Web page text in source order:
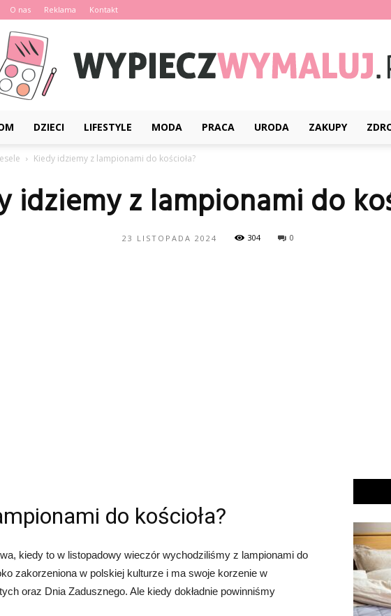
O nas Reklama Kontakt
DZIECI LIFESTYLE MODA PRACA URODA ZAKUPY
Kiedy idziemy z lampionami do kościoła?
idziemy z lampionami do
23 LISTOPADA 2024 304 0
do kościoła?
kiedy to w listopadowy wieczór wychodziliśmy z lampionami do
zakorzeniona w polskiej kulturze i ma swoje korzenie w
oraz Dnia Zadusznego. Ale kiedy dokładnie powinniśmy